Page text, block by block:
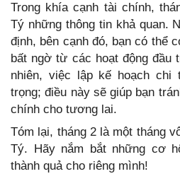
Trong khía cạnh tài chính,
Tý những thông tin khả quan.
định, bên cạnh đó, bạn có thể
bất ngờ từ các hoạt động đầu
nhiên, việc lập kế hoạch
trọng; điều này sẽ giúp bạn
chính cho tương lai.
Tóm lại, tháng 2 là một tháng
Tý. Hãy nắm bắt những cơ
thành quả cho riêng mình!